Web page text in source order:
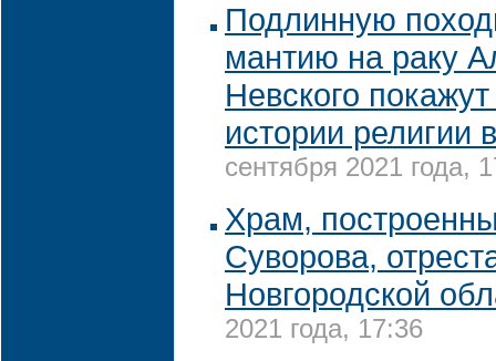
Подлинную
мантию на раку
Невского
истории религии
сентября 2021 года,
Храм,
Суворова,
Новгородской
2021 года, 17:36